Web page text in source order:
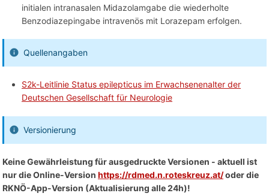
initialen intranasalen Midazolamgabe die wiederholte
Benzodiazepingabe intravenös mit Lorazepam erfolgen.
Quellenangaben
S2k-Leitlinie Status epilepticus im Erwachsenenalter der
Deutschen Gesellschaft für Neurologie
Versionierung
Keine Gewährleistung für ausgedruckte Versionen - aktuell ist
nur die Online-Version https://rdmed.n.roteskreuz.at/oder die
RKNÖ-App-Version (Aktualisierung alle 24h)!